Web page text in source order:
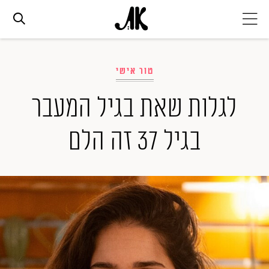
אופנה
ביוטי
סלבס
ערוצים נוספים
המגזין
טור אישי
לגלות שאת בגיל המעבר
בגיל 37 זה הלם